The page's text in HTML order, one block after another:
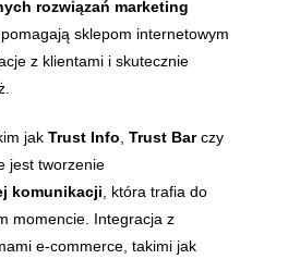
rozwiązań marketing
pomagają sklepom internetowym
z klientami i skutecznie
jakTrust Info ,Trust Barczy
jest tworzenie
komunikacji , która trafia do
momencie. Integracja z
e-commerce, takimi jak